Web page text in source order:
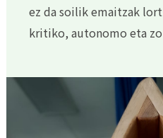
ez da soilik emaitzak
kritiko, autonomo eta